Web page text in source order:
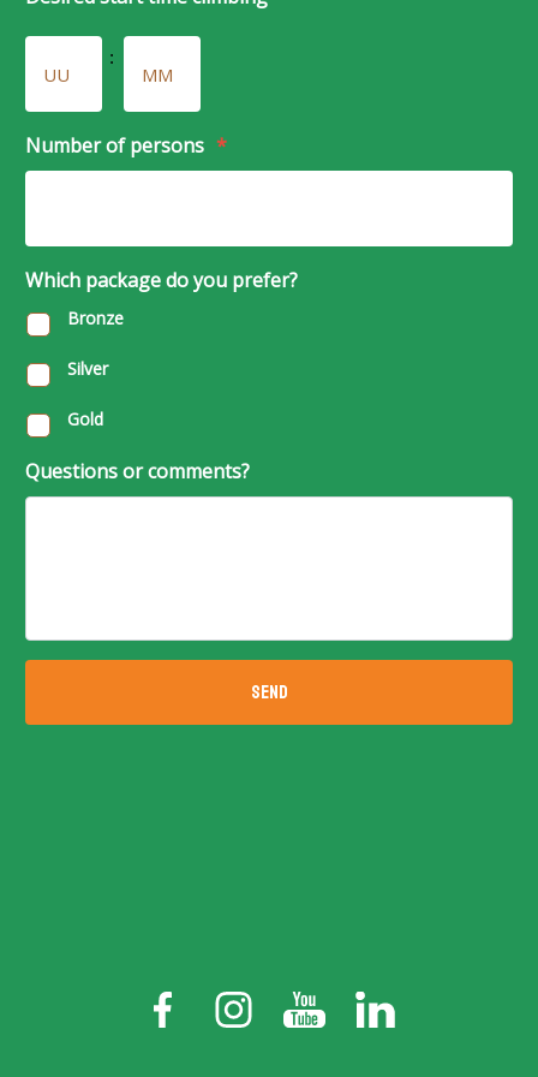
slash
JJJJ
:
Number of persons *
Which package do you prefer?
Bronze
Silver
Gold
Questions or comments?